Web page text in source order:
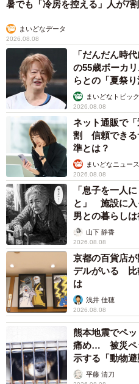
暑でも「冷房を控える」人が7
まいどなデータ
2026.08.08
「だんだん時
の55歳ボーカ
らとの「夏祭
まいどなトピック
2026.08.08
ネット通販で
割 信頼できる
準とは？
まいどなニュー
2026.08.08
「息子を一人
と」 施設に入
男との暮らし
から】山下 静香
2026.08.08
京都の百貨店
デルがいる 比
は
浅井 佳穂
2026.08.08
熊本地震でペ
痛め… 被災ペ
示する「動物
平藤 清刀